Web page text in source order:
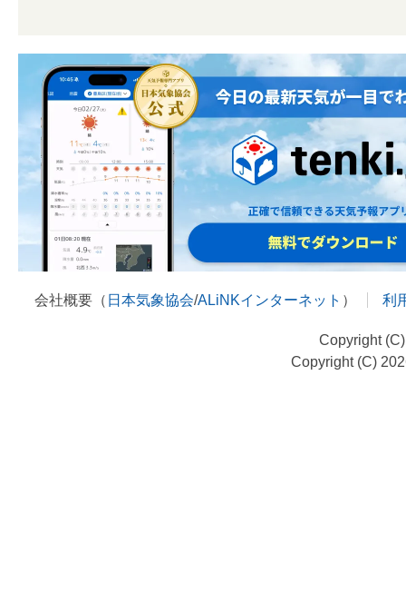
会社概要（ 日本気象協会/ALiNKインターネット ） 利
Copyright
Copyright (C)